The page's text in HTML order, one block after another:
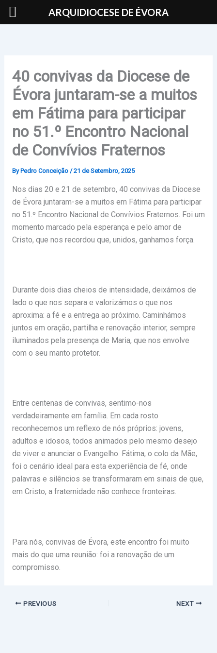
Skip
40 convivas da Diocese de
Évora juntaram-se a muitos
em Fátima para participar
no 51.º Encontro Nacional
de Convívios Fraternos
By Pedro Conceição /21 de Setembro, 2025
Nos dias 20 e 21 de setembro, 40 convivas da Diocese
de Évora juntaram-se a muitos em Fátima para participar
no 51.º Encontro Nacional de Convívios Fraternos. Foi um
momento marcado pela esperança e pelo amor de
Cristo, que nos recordou que, unidos, ganhamos força.
Durante dois dias cheios de intensidade, deixámos de
lado o que nos separa e valorizámos o que nos
aproxima: a fé e a entrega ao próximo. Caminhámos
juntos em oração, partilha e renovação interior, sempre
iluminados pela presença de Maria, que nos envolve
com o seu manto protetor.
Entre centenas de convivas, sentimo-nos
verdadeiramente em família. Em cada rosto
reconhecemos um reflexo de nós próprios: jovens,
adultos e idosos, todos animados pelo mesmo desejo
de viver e anunciar o Evangelho. Fátima, o colo da Mãe,
foi o cenário ideal para esta experiência de fé, onde
palavras e silêncios se transformaram em sinais de que,
em Cristo, a fraternidade não conhece fronteiras.
Para nós, convivas de Évora, este encontro foi muito
mais do que uma reunião: foi a renovação de um
compromisso.
PREVIOUS NEXT
ARQUIDIOCESE DE ÉVORA